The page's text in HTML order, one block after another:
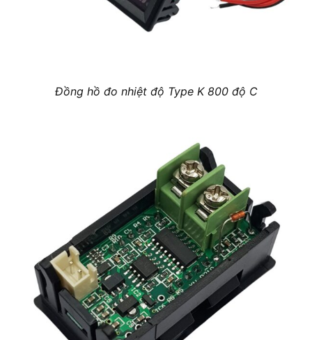
Đồng hồ đo nhiệt độ Type K 800 độ C